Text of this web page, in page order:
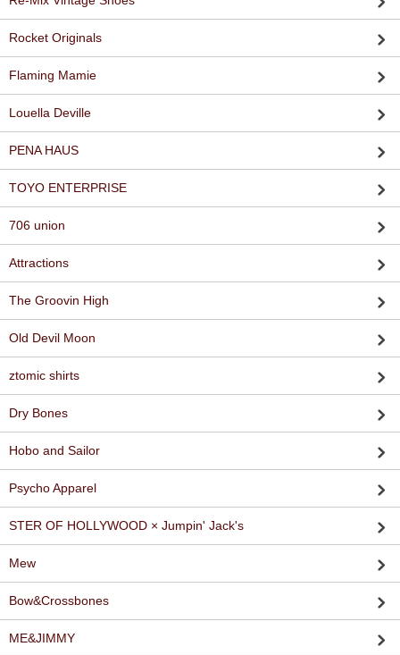
Rocket Originals
Flaming Mamie
Louella Deville
PENA HAUS
TOYO ENTERPRISE
706 union
Attractions
The Groovin High
Old Devil Moon
ztomic shirts
Dry Bones
Hobo and Sailor
Psycho Apparel
STER OF HOLLYWOOD × Jumpin' Jack's
Mew
Bow&Crossbones
ME&JIMMY